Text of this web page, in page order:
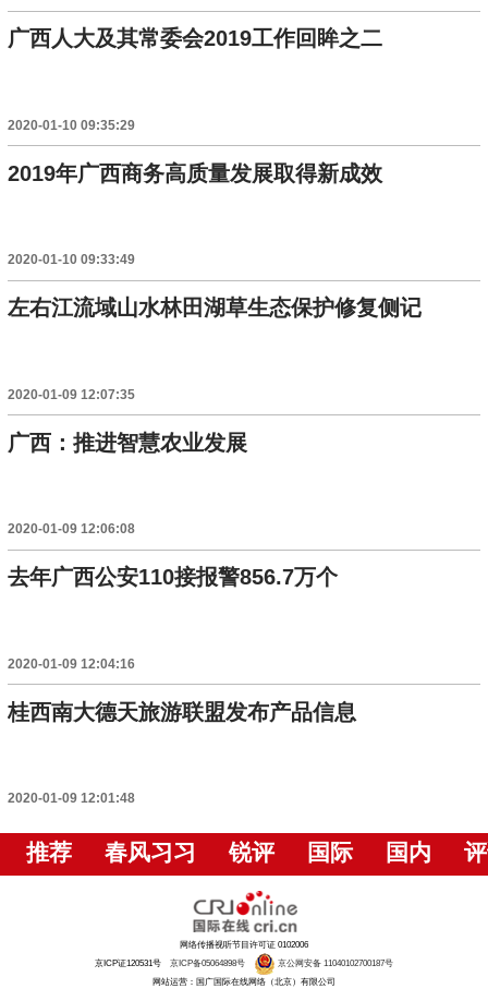
广西人大及其常委会2019工作回眸之二
2020-01-10 09:35:29
2019年广西商务高质量发展取得新成效
2020-01-10 09:33:49
左右江流域山水林田湖草生态保护修复侧记
2020-01-09 12:07:35
广西：推进智慧农业发展
2020-01-09 12:06:08
去年广西公安110接报警856.7万个
2020-01-09 12:04:16
桂西南大德天旅游联盟发布产品信息
2020-01-09 12:01:48
推荐 春风习习 锐评 国际 国内
网络传播视听节目许可证 0102006
京ICP证120531号 京ICP备05064898号
京公网安备 11040102700187号
网站运营：国广国际在线网络（北京）有限公司